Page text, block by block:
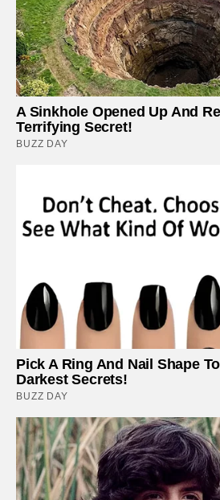
A Sinkhole Opened Up And
Terrifying Secret!
BUZZ DAY
Pick A Ring And Nail Shape
Darkest Secrets!
BUZZ DAY